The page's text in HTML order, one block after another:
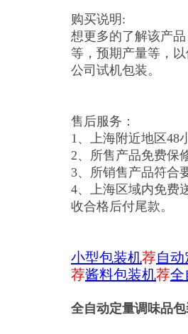
购买说明:
想更多的了解该产
等，预期产量等，
公司试机包装。
售后服务：
1、上海附近地区48
2、所售产品免费保
3、所销售产品符合
4、上海区域内免费
收合格后付尾款。
小型包装机荐自
荐酱料包装机荐全
全自动定量调味品包